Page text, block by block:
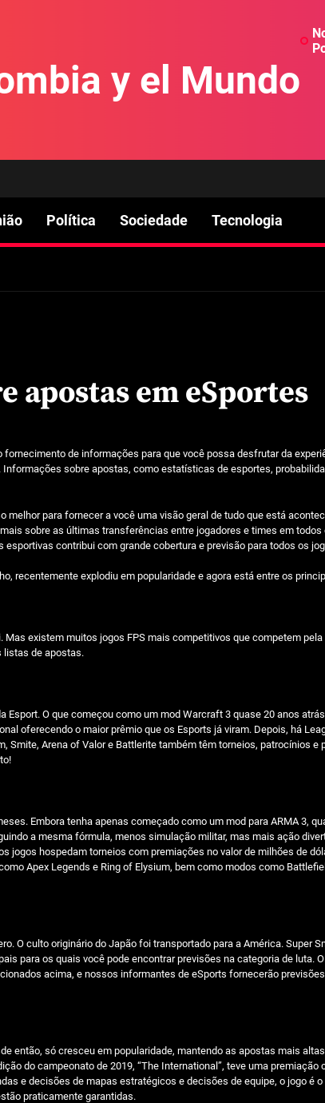
y el Mundo
Política Sociedade Tecnologia
apostas em eSportes
de informações para que você possa desfrutar da
sobre apostas, como estatísticas de esportes,
para fornecer a você uma visão geral de tudo que está
sobre as últimas transferências entre jogadores e times em
contribui com grande cobertura e previsão para todos os
recentemente explodiu em popularidade e agora está entre os
Mas existem muitos jogos FPS mais competitivos que competem
listas de apostas.
O que começou como um mod Warcraft 3 quase 20 anos
oferecendo o maior prêmio que os Esports já viram. Depois, há
Arena of Valor e Battlerite também têm torneios, patrocínios
Embora tenha apenas começado como um mod para ARMA 3,
a mesma fórmula, menos simulação militar, mas mais ação
jogos hospedam torneios com premiações no valor de milhões de
Apex Legends e Ring of Elysium, bem como modos como
O culto originário do Japão foi transportado para a América. Super
para os quais você pode encontrar previsões na categoria de luta.
acima, e nossos informantes de eSports fornecerão
então, só cresceu em popularidade, mantendo as apostas mais
do campeonato de 2019, “The International”, teve uma
e decisões de mapas estratégicos e decisões de equipe, o jogo é
praticamente garantidas.